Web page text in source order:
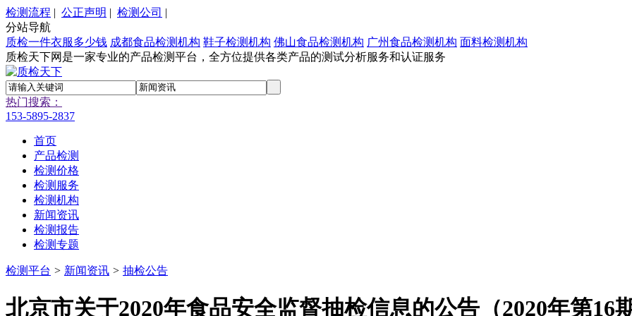
检测流程 | 公正声明 | 检测公司 |
分站导航
质检一件衣服多少钱 成都食品检测机构 鞋子检测机构 佛山食品检测机构 广州食品检测机构 面料检测机构
质检天下网是一家专业的产品检测平台，全方位提供各类产品的测试分析服务和认证服务
热门搜索：
153-5895-2837
首页
产品检测
检测价格
检测服务
检测机构
新闻资讯
检测报告
检测专题
检测平台 > 新闻资讯 > 抽检公告
北京市关于2020年食品安全监督抽检信息的公告（2020年第16